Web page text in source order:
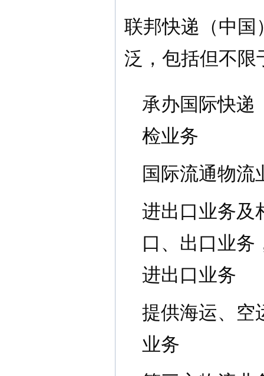
联邦快递（中国
泛，包括但不限
承办国际快递
检业务
国际流通物流
进出口业务及
口、出口业务
进出口业务
提供海运、空
业务